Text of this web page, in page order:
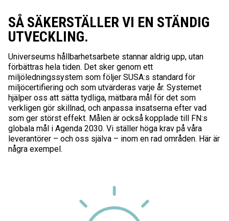
SÅ SÄKERSTÄLLER VI EN STÄNDIG
UTVECKLING.
Universeums hållbarhetsarbete stannar aldrig upp, utan
förbättras hela tiden. Det sker genom ett
miljöledningssystem som följer SUSA:s standard för
miljöcertifiering och som utvärderas varje år. Systemet
hjälper oss att sätta tydliga, mätbara mål för det som
verkligen gör skillnad, och anpassa insatserna efter vad
som ger störst effekt. Målen är också kopplade till FN:s
globala mål i Agenda 2030. Vi ställer höga krav på våra
leverantörer – och oss själva – inom en rad områden. Här är
några exempel.